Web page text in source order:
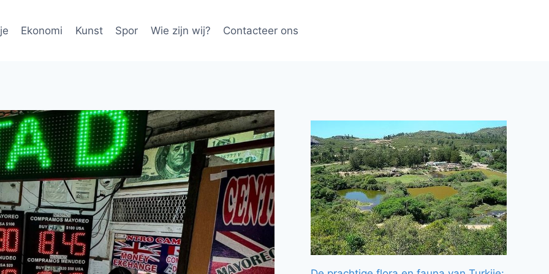
Ekonomi Kunst Spor Wie zijn wij? Contacteer ons